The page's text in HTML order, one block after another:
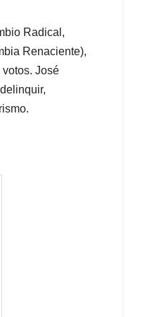
Radical,
Renaciente),
José